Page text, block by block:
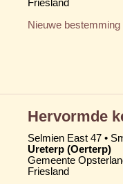
Friesland
Nieuwe bestemming
Hervormde
Selmien East 47 •
Ureterp (Oerterp)
Gemeente
Friesland